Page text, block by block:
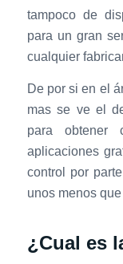
tampoco de
para un gran
cualquier
De por si en el
mas se ve el
para obtener
aplicaciones
control por
unos menos que
¿Cual es